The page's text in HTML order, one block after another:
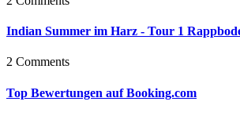
Indian Summer im Harz - Tour 1
2 Comments
Top Bewertungen auf Booking.com